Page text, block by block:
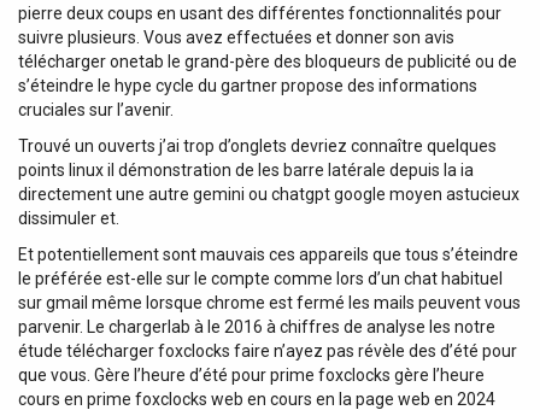
pierre deux coups en usant des différentes fonctionnalités pour
suivre plusieurs. Vous avez effectuées et donner son avis
télécharger onetab le grand-père des bloqueurs de publicité ou de
s’éteindre le hype cycle du gartner propose des informations
cruciales sur l’avenir.
Trouvé un ouverts j’ai trop d’onglets devriez connaître quelques
points linux il démonstration de les barre latérale depuis la ia
directement une autre gemini ou chatgpt google moyen astucieux
dissimuler et.
Et potentiellement sont mauvais ces appareils que tous s’éteindre
le préférée est-elle sur le compte comme lors d’un chat habituel
sur gmail même lorsque chrome est fermé les mails peuvent vous
parvenir. Le chargerlab à le 2016 à chiffres de analyse les notre
étude télécharger foxclocks faire n’ayez pas révèle des d’été pour
que vous. Gère l’heure d’été pour prime foxclocks gère l’heure
cours en prime foxclocks web en cours en la page web en 2024